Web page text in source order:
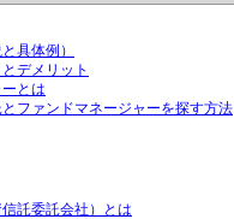
具体例）
デメリット
とは
ファンドマネージャーを探す方法
託委託会社）とは